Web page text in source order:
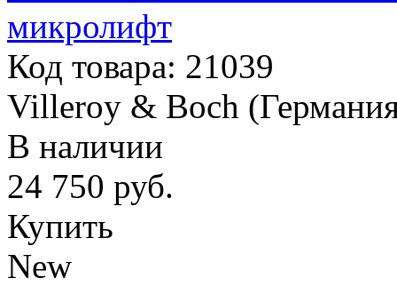
микролифт
Код товара: 21039
Villeroy & Boch
В наличии
24 750 руб.
Купить
New